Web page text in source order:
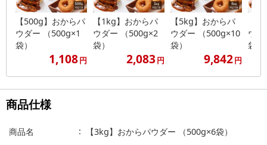
【500g】おからパ
ウダー （500g×1
袋）
1,108円
【1kg】おからパ
ウダー （500g×2
袋）
2,083円
【5kg】おからパ
ウダー （500g×10
袋）
9,842円
ウ
袋）
商品仕様
商品名
【3kg】おからパウダー （500g×6袋）